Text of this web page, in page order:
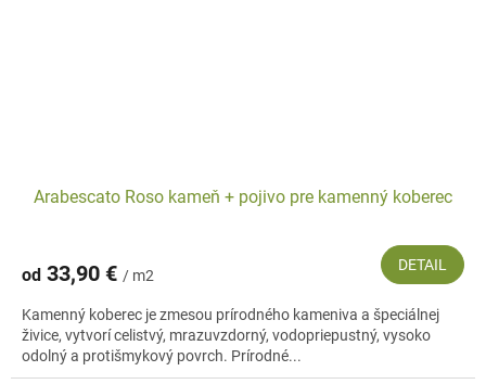
Arabescato Roso kameň + pojivo pre kamenný koberec
od 33,90 € / m2
DETAIL
Kamenný koberec je zmesou prírodného kameniva a špeciálnej
živice, vytvorí celistvý, mrazuvzdorný, vodopriepustný, vysoko
odolný a protišmykový povrch. Prírodné...